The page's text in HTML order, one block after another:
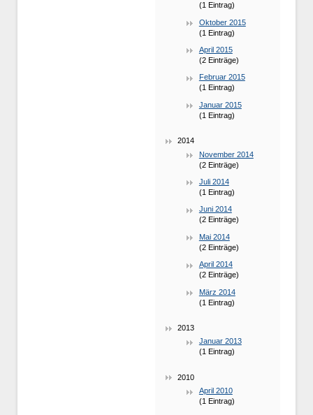
(1 Eintrag)
Oktober 2015
(1 Eintrag)
April 2015
(2 Einträge)
Februar 2015
(1 Eintrag)
Januar 2015
(1 Eintrag)
2014
November 2014
(2 Einträge)
Juli 2014
(1 Eintrag)
Juni 2014
(2 Einträge)
Mai 2014
(2 Einträge)
April 2014
(2 Einträge)
März 2014
(1 Eintrag)
2013
Januar 2013
(1 Eintrag)
2010
April 2010
(1 Eintrag)